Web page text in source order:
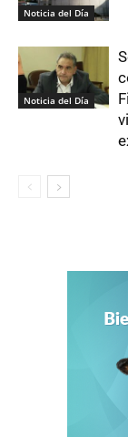
Noticia del Día
Noticia del Día